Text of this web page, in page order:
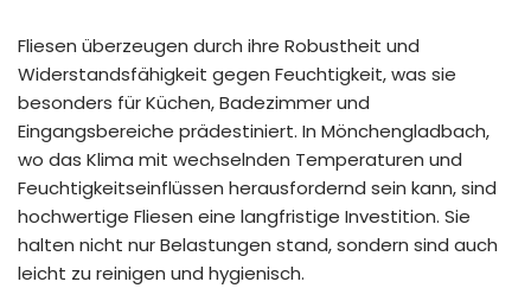
Fliesen überzeugen durch ihre Robustheit und
Widerstandsfähigkeit gegen Feuchtigkeit, was sie
besonders für Küchen, Badezimmer und
Eingangsbereiche prädestiniert. In Mönchengladbach,
wo das Klima mit wechselnden Temperaturen und
Feuchtigkeitseinflüssen herausfordernd sein kann, sind
hochwertige Fliesen eine langfristige Investition. Sie
halten nicht nur Belastungen stand, sondern sind auch
leicht zu reinigen und hygienisch.